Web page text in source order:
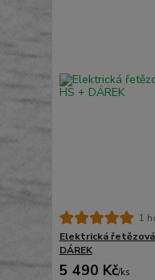
1
Elektrická řetězová
DÁREK
5 490 Kč/ks